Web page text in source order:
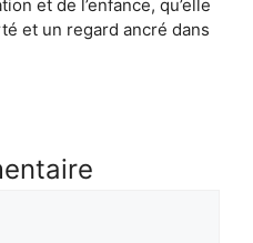
et de l’enfance, qu’elle
et un regard ancré dans